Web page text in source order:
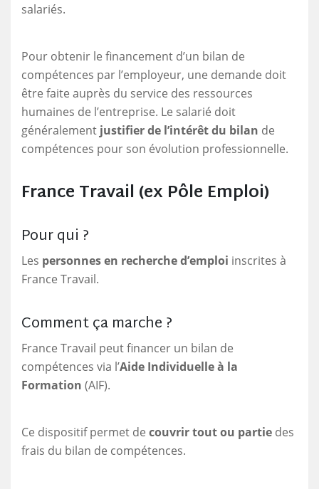
salariés.
Pour obtenir le financement d’un bilan de
compétences par l’employeur, une demande doit
être faite auprès du service des ressources
humaines de l’entreprise. Le salarié doit
généralement justifier de l’intérêt du bilan de
compétences pour son évolution professionnelle.
France Travail (ex Pôle Emploi)
Pour qui ?
Les personnes en recherche d’emploi inscrites à
France Travail.
Comment ça marche ?
France Travail peut financer un bilan de
compétences via l’Aide Individuelle à la
Formation (AIF).
Ce dispositif permet de couvrir tout ou partie des
frais du bilan de compétences.